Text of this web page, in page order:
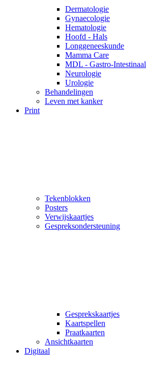
Dermatologie
Gynaecologie
Hematologie
Hoofd - Hals
Longgeneeskunde
Mamma Care
MDL - Gastro-Intestinaal
Neurologie
Urologie
Behandelingen
Leven met kanker
Print
Tekenblokken
Posters
Verwijskaartjes
Gespreksondersteuning
Gesprekskaartjes
Kaartspellen
Praatkaarten
Ansichtkaarten
Digitaal